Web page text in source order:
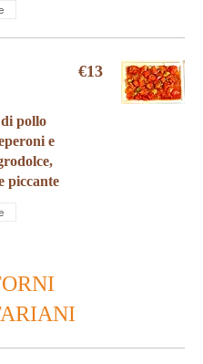
pollo
e
piccante
€13